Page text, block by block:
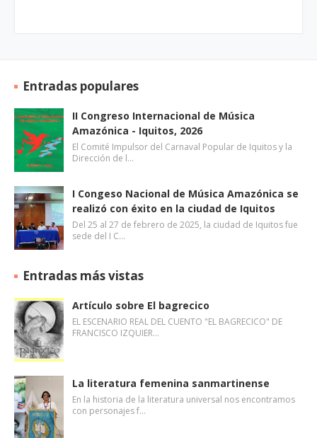
Entradas populares
II Congreso Internacional de Música
Amazónica - Iquitos, 2026
El Comité Impulsor del Carnaval Popular de Iquitos y la
Dirección de l…
I Congeso Nacional de Música Amazónica se
realizó con éxito en la ciudad de Iquitos
Del 25 al 27 de febrero de 2025, la ciudad de Iquitos fue
sede del I C…
Entradas más vistas
Artículo sobre El bagrecico
EL ESCENARIO REAL DEL CUENTO "EL BAGRECICO" DE
FRANCISCO IZQUIER…
La literatura femenina sanmartinense
En la historia de la literatura universal nos encontramos
con personajes f…